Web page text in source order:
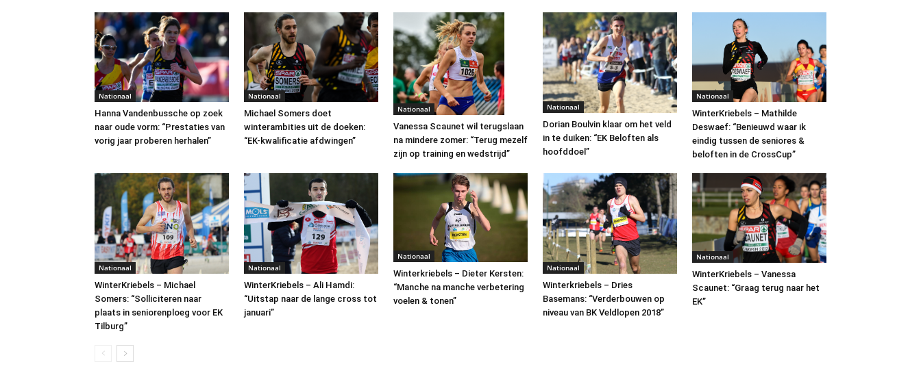
Nationaal
Hanna Vandenbussche op zoek
naar oude vorm: “Prestaties van
vorig jaar proberen herhalen”
Nationaal
Michael Somers doet
winterambities uit de doeken:
“EK-kwalificatie afdwingen”
Nationaal
Vanessa Scaunet wil terugslaan
na mindere zomer: “Terug mezelf
zijn op training en wedstrijd”
Nationaal
Dorian Boulvin klaar om het veld
in te duiken: “EK Beloften als
hoofddoel”
Nationaal
WinterKriebels – Mathilde
Deswaef: “Benieuwd waar ik
eindig tussen de seniores &
beloften in de CrossCup”
Nationaal
WinterKriebels – Michael
Somers: “Solliciteren naar
plaats in seniorenploeg voor EK
Tilburg”
Nationaal
WinterKriebels – Ali Hamdi:
“Uitstap naar de lange cross tot
januari”
Nationaal
Winterkriebels – Dieter Kersten:
“Manche na manche verbetering
voelen & tonen”
Nationaal
Winterkriebels – Dries
Basemans: “Verderbouwen op
niveau van BK Veldlopen 2018”
Nationaal
WinterKriebels – Vanessa
Scaunet: “Graag terug naar het
EK”